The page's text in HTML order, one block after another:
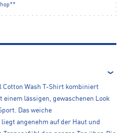
Cotton Wash T-Shirt kombiniert
lässigen, gewaschenen Look
Das weiche
angenehm auf der Haut und